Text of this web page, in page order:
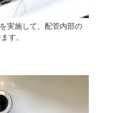
実施して、配管内部の
す。